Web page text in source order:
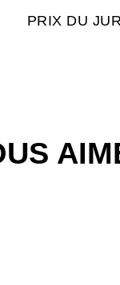
PRIX DU